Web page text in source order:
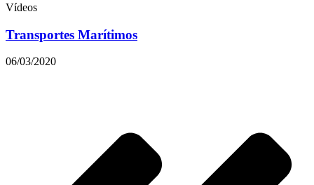
Vídeos
Transportes Marítimos
06/03/2020